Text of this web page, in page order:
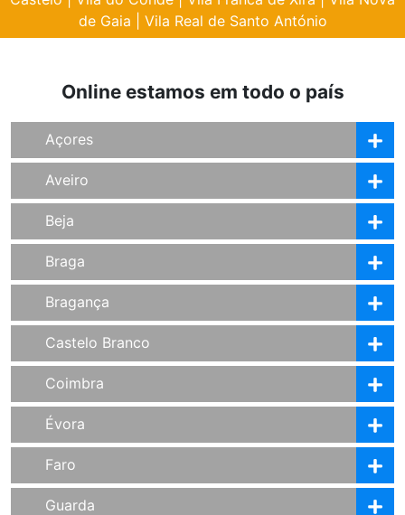
de Gaia
Vila Real de Santo António
Online estamos em todo o país
Açores
Aveiro
Beja
Braga
Bragança
Castelo Branco
Coimbra
Évora
Faro
Guarda